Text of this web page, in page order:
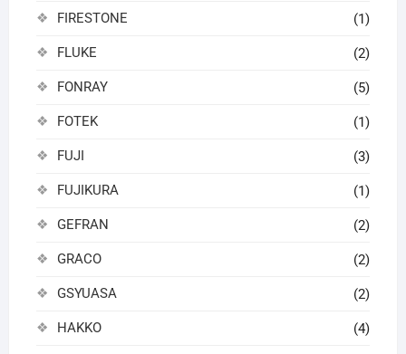
FIRESTONE (1)
FLUKE (2)
FONRAY (5)
FOTEK (1)
FUJI (3)
FUJIKURA (1)
GEFRAN (2)
GRACO (2)
GSYUASA (2)
HAKKO (4)